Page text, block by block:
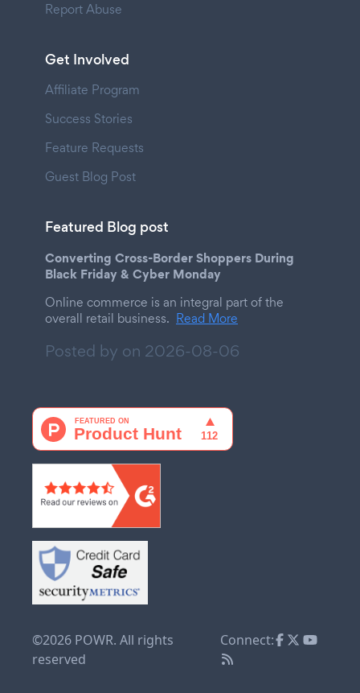
Report Abuse
Get Involved
Affiliate Program
Success Stories
Feature Requests
Guest Blog Post
Featured Blog post
Converting Cross-Border Shoppers During
Black Friday & Cyber Monday
Online commerce is an integral part of the
overall retail business. Read More
Posted by on 2026-08-06
©2026 POWR. All rights
reserved
Connect: